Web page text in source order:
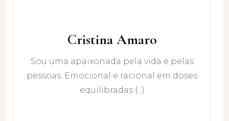
Cristina Amaro
Sou uma apaixonada pela vida e pelas
pessoas. Emocional e racional em doses
equilibradas (...)